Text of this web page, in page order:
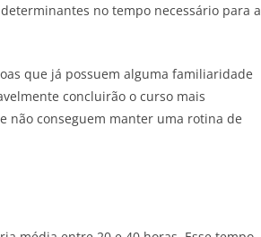
no tempo necessário para a
que já possuem alguma familiaridade
concluirão o curso mais
não conseguem manter uma rotina de